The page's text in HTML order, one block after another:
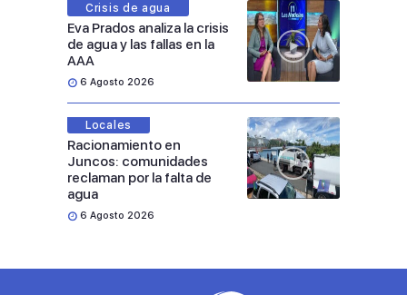
Crisis de agua
Eva Prados analiza la crisis
de agua y las fallas en la
AAA
6 Agosto 2026
Locales
Racionamiento en
Juncos: comunidades
reclaman por la falta de
agua
6 Agosto 2026